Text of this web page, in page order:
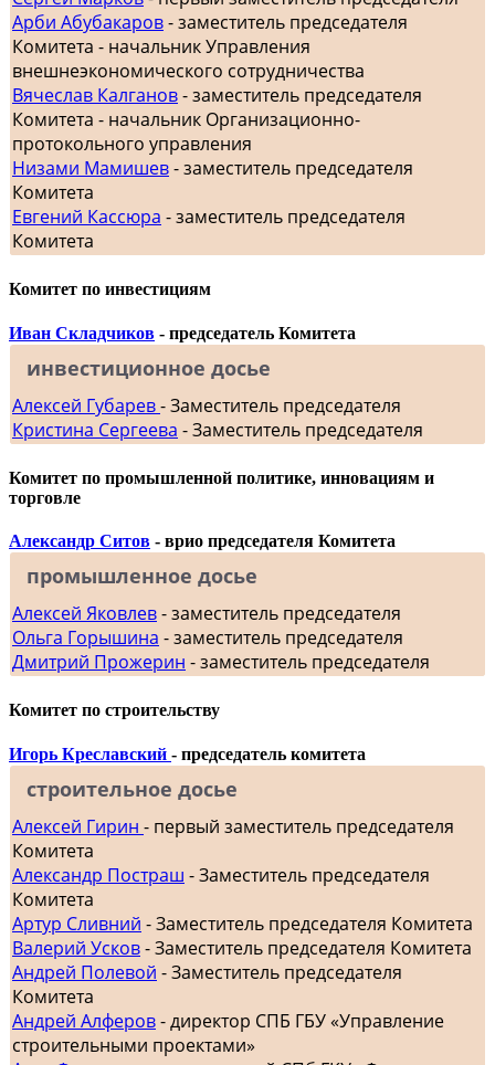
Арби Абубакаров- заместитель председателя
Комитета - начальник Управления
внешнеэкономического сотрудничества
Вячеслав Калганов- заместитель председателя
Комитета - начальник Организационно-
протокольного управления
Низами Мамишев- заместитель председателя
Комитета
Евгений Кассюра - заместитель председателя
Комитета
Комитет по инвестициям
Иван Складчиков - председатель Комитета
инвестиционное досье
Алексей Губарев- Заместитель председателя
Кристина Сергеева - Заместитель председателя
Комитет по промышленной политике, инновациям и
торговле
Александр Ситов - врио председателя Комитета
промышленное досье
Алексей Яковлев- заместитель председателя
Ольга Горышина - заместитель председателя
Дмитрий Прожерин - заместитель председателя
Комитет по строительству
Игорь Креславский - председатель комитета
строительное досье
Алексей Гирин - первый заместитель председателя
Комитета
Александр Постраш - Заместитель председателя
Комитета
Артур Сливний - Заместитель председателя Комитета
Валерий Усков- Заместитель председателя Комитета
Андрей Полевой - Заместитель председателя
Комитета
Андрей Алферов- директор СПБ ГБУ «Управление
строительными проектами»